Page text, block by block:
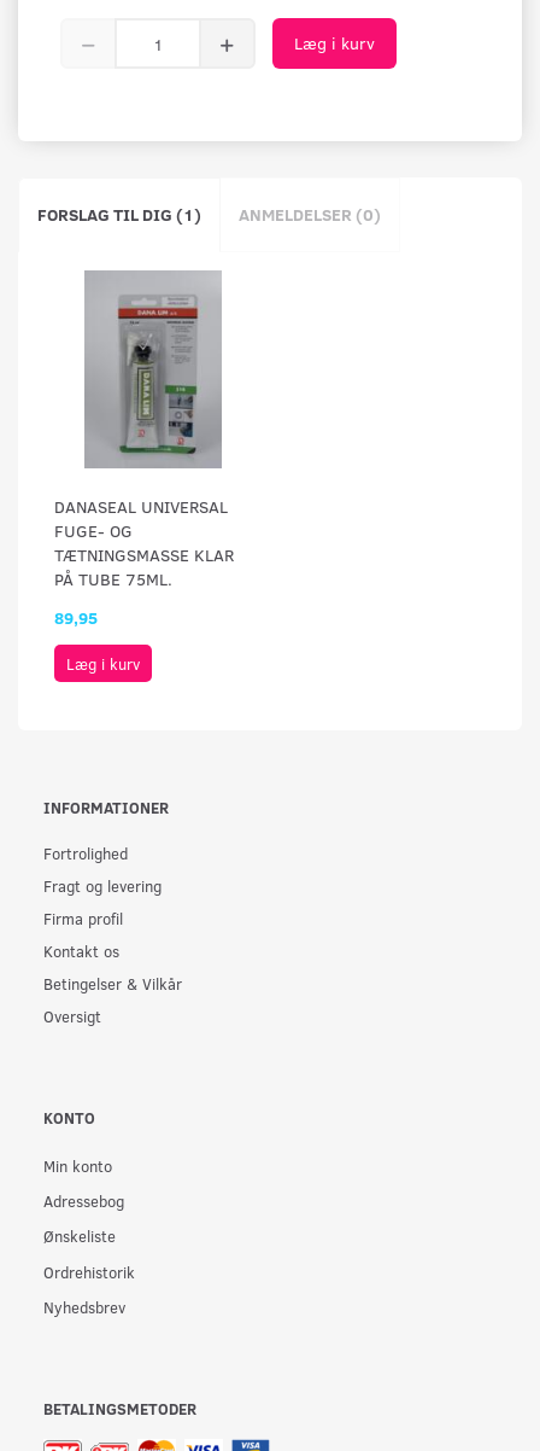
Læg i kurv
FORSLAG TIL DIG (1) ANMELDELSER (0)
DANASEAL UNIVERSAL
FUGE- OG
TÆTNINGSMASSE KLAR
PÅ TUBE 75ML.
89,95
Læg i kurv
INFORMATIONER
Fortrolighed
Fragt og levering
Firma profil
Kontakt os
Betingelser & Vilkår
Oversigt
KONTO
Min konto
Adressebog
Ønskeliste
Ordrehistorik
Nyhedsbrev
BETALINGSMETODER